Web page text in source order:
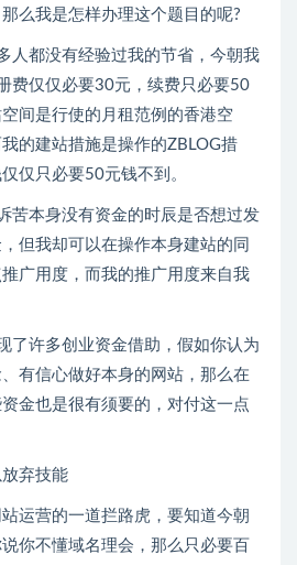
么我是怎样办理这个题目的呢?
人都没有经验过我的节省，今朝我
费仅仅必要30元，续费只必要50
间是行使的月租范例的香港空
的建站措施是操作的ZBLOG措
仅只必要50元钱不到。
苦本身没有资金的时辰是否想过发
但我却可以在操作本身建站的同
广用度，而我的推广用度来自我
了许多创业资金借助，假如你认为
有信心做好本身的网站，那么在
金也是很有须要的，对付这一点
弃技能
运营的一道拦路虎，要知道今朝
你不懂域名理会，那么只必要百